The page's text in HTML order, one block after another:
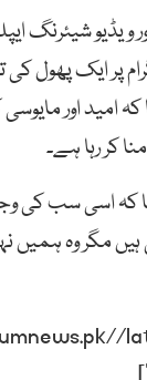
ویڈیو شیئرنگ
پر ایک پھول
امید اور
کر رہا ہے۔
کہ اسی سب
مگر وہ ہمیں